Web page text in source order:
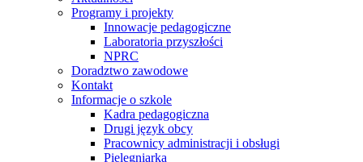
Programy i projekty
Innowacje pedagogiczne
Laboratoria przyszłości
NPRC
Doradztwo zawodowe
Kontakt
Informacje o szkole
Kadra pedagogiczna
Drugi język obcy
Pracownicy administracji i obsługi
Pielęgniarka